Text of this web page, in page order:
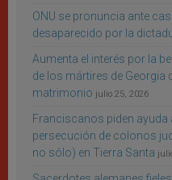
ONU se pronuncia ante
desaparecido por la
Aumenta el interés por la
de los mártires de Georgia
matrimonio julio 25, 2026
Franciscanos piden ayuda
persecución de colonos
no sólo) en Tierra Santa